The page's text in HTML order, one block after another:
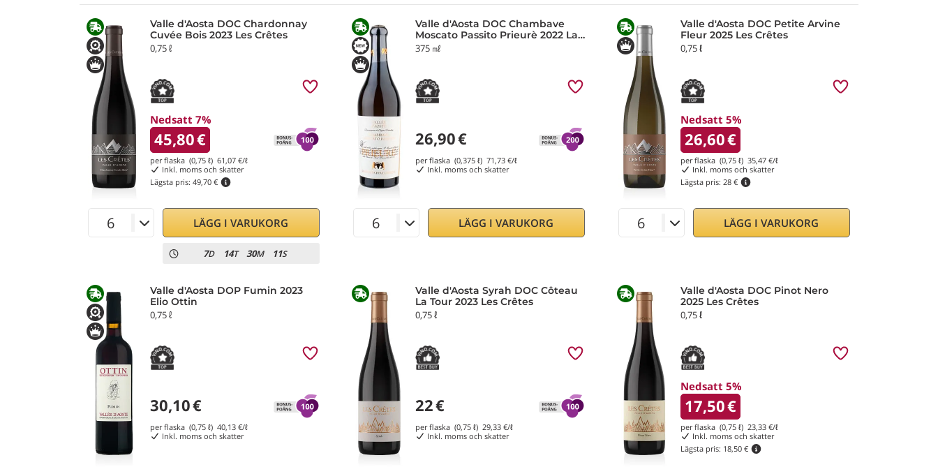
Valle d'Aosta DOC Chardonnay
Cuvée Bois 2023 Les Crêtes
0,75 ℓ
Nedsatt 7%
45,80€
per flaska (0,75 ℓ) 61,07 €/ℓ
Inkl. moms och skatter
Lägsta pris: 49,70 €
LÄGG I VARUKORG
7D 14T 30M 9S
Valle d'Aosta DOC Chambave
Moscato Passito Prieurè 2022 La
Crotta di Vegneron
375 ㎖
26,90€
per flaska (0,375 ℓ) 71,73 €/ℓ
Inkl. moms och skatter
LÄGG I VARUKORG
Valle d'Aosta DOC Petite Arvine
Fleur 2025 Les Crêtes
0,75 ℓ
Nedsatt 5%
26,60€
per flaska (0,75 ℓ) 35,47 €/ℓ
Inkl. moms och skatter
Lägsta pris: 28 €
LÄGG I VARUKORG
Valle d'Aosta DOP Fumin 2023
Elio Ottin
0,75 ℓ
30,10€
per flaska (0,75 ℓ) 40,13 €/ℓ
Inkl. moms och skatter
Valle d'Aosta Syrah DOC Côteau
La Tour 2023 Les Crêtes
0,75 ℓ
22€
per flaska (0,75 ℓ) 29,33 €/ℓ
Inkl. moms och skatter
Valle d'Aosta DOC Pinot Nero
2025 Les Crêtes
0,75 ℓ
Nedsatt 5%
17,50€
per flaska (0,75 ℓ) 23,33 €/ℓ
Inkl. moms och skatter
Lägsta pris: 18,50 €